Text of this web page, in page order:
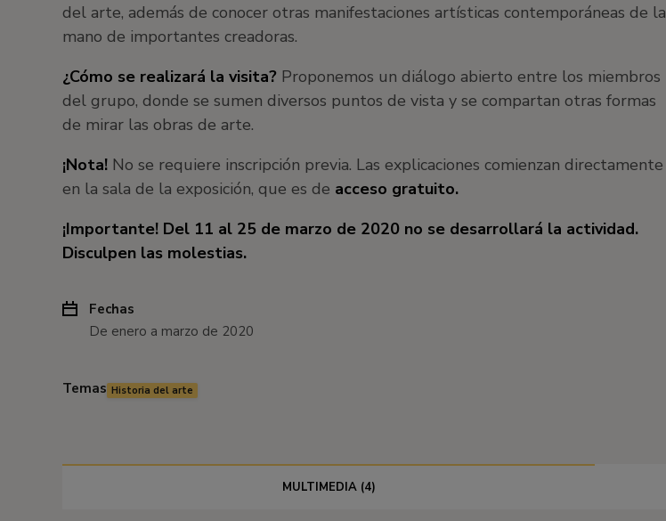
del arte, además de conocer otras manifestaciones artísticas contemporáneas de la
mano de importantes creadoras.
¿Cómo se realizará la visita? Proponemos un diálogo abierto entre los miembros
del grupo, donde se sumen diversos puntos de vista y se compartan otras formas
de mirar las obras de arte.
¡Nota! No se requiere inscripción previa. Las explicaciones comienzan directamente
en la sala de la exposición, que es de acceso gratuito.
¡Importante! Del 11 al 25 de marzo de 2020 no se desarrollará la actividad.
Disculpen las molestias.
Fechas
De enero a marzo de 2020
Temas Historia del arte
MULTIMEDIA (4)